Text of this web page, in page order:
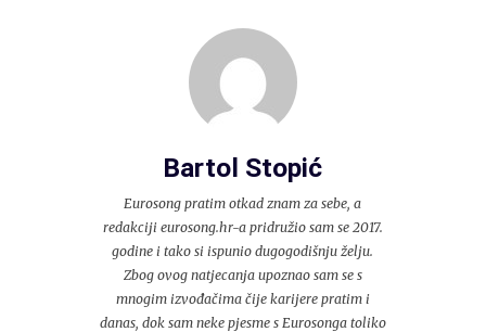
Bartol Stopić
Eurosong pratim otkad znam za sebe, a
redakciji eurosong.hr-a pridružio sam se 2017.
godine i tako si ispunio dugogodišnju želju.
Zbog ovog natjecanja upoznao sam se s
mnogim izvođačima čije karijere pratim i
danas, dok sam neke pjesme s Eurosonga toliko